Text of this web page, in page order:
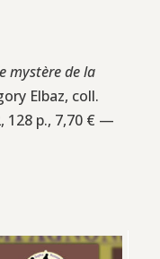
mystère de la
Elbaz, coll.
128 p., 7,70 € —